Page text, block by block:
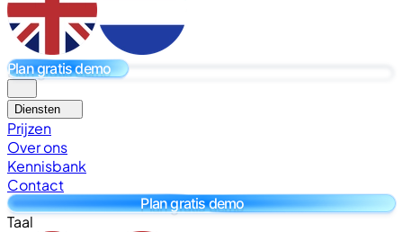
Plan gratis demo
Diensten
Prijzen
Over ons
Kennisbank
Contact
Plan gratis demo
Taal